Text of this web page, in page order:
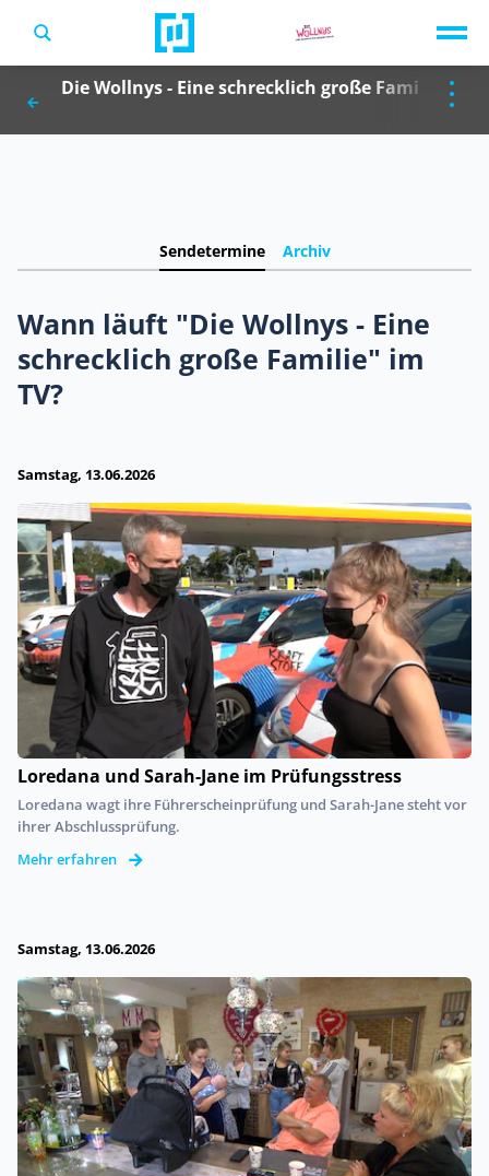
Die Wollnys - Eine schrecklich große Familie
Sendetermine Archiv
Wann läuft "Die Wollnys - Eine
schrecklich große Familie" im
TV?
Samstag, 13.06.2026
Loredana und Sarah-Jane im Prüfungsstress
Loredana wagt ihre Führerscheinprüfung und Sarah-Jane steht vor
ihrer Abschlussprüfung.
Mehr erfahren
Samstag, 13.06.2026